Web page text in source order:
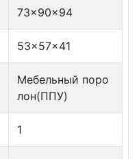
73x90x94
53x57x41
Мебельный поро
лон(ППУ)
1